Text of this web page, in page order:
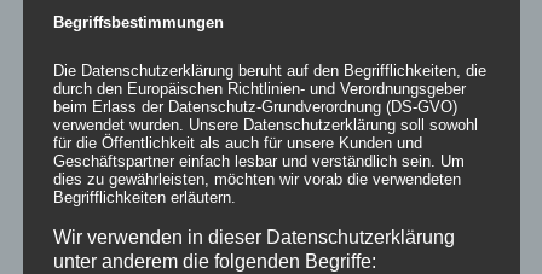
Begriffsbestimmungen
Die Datenschutzerklärung beruht auf den Begrifflichkeiten, die
durch den Europäischen Richtlinien- und Verordnungsgeber
beim Erlass der Datenschutz-Grundverordnung (DS-GVO)
verwendet wurden. Unsere Datenschutzerklärung soll sowohl
für die Öffentlichkeit als auch für unsere Kunden und
Geschäftspartner einfach lesbar und verständlich sein. Um
dies zu gewährleisten, möchten wir vorab die verwendeten
Begrifflichkeiten erläutern.
Wir verwenden in dieser Datenschutzerklärung
unter anderem die folgenden Begriffe: